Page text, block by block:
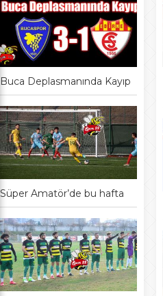
Buca Deplasmanında Kayıp
Süper Amatör’de bu hafta